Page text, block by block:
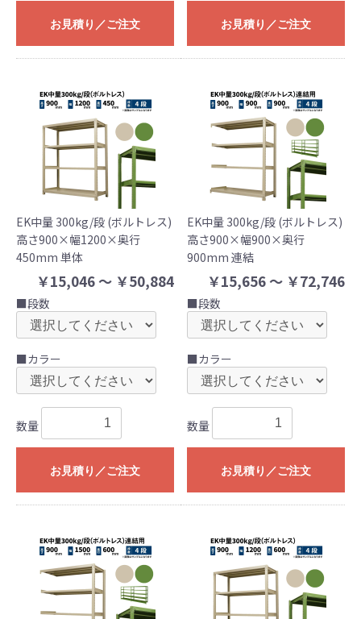
お見積り／ご注文 お見積り／ご注文
EK中量 300kg/段 (ボルトレス)
高さ900×幅1200×奥行
450mm 単体
￥15,046 ～ ￥50,884
■段数
■カラー
数量
お見積り／ご注文
EK中量 300kg/段 (ボルトレス)
高さ900×幅900×奥行
900mm 連結
￥15,656 ～ ￥72,746
■段数
■カラー
数量
お見積り／ご注文